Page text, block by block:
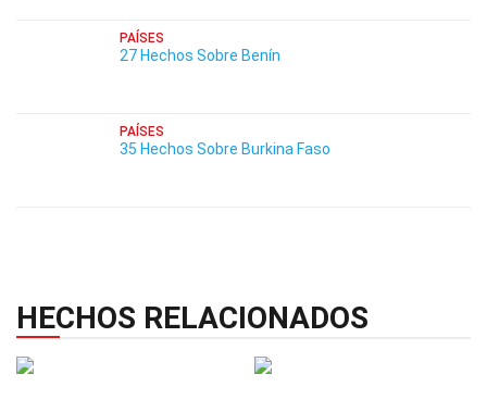
PAÍSES
27 Hechos Sobre Benín
PAÍSES
35 Hechos Sobre Burkina Faso
HECHOS RELACIONADOS